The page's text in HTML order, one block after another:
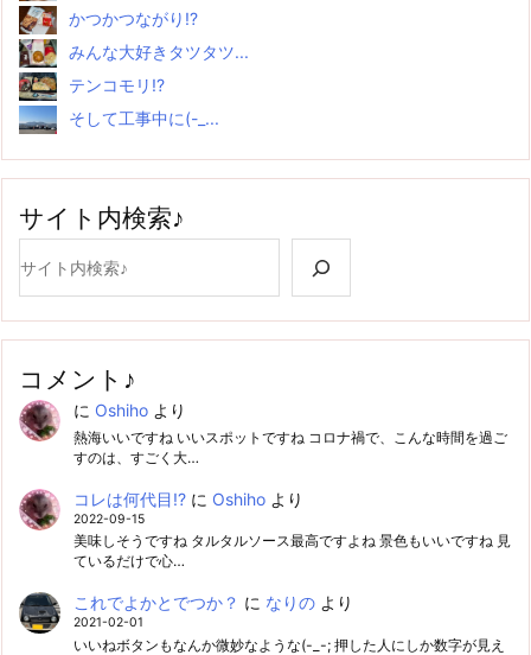
かつかつながり!?
みんな大好きタツタツ...
テンコモリ!?
そして工事中に(-_...
サイト内検索♪
コメント♪
に Oshihoより
熱海いいですね いいスポットですね コロナ禍で、こんな時間を過ご
すのは、すごく大…
コレは何代目!?に Oshihoより
2022-09-15
美味しそうですね タルタルソース最高ですよね 景色もいいですね 見
ているだけで心…
これでよかとでつか？ に なりのより
2021-02-01
いいねボタンもなんか微妙なような(-_-; 押した人にしか数字が見え